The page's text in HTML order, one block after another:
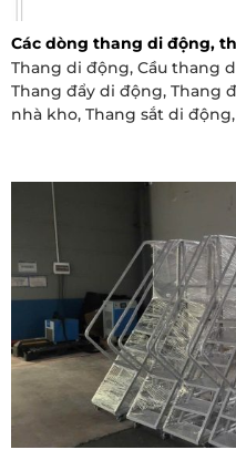
Các dòng thang di động,
Thang di động, Cầu thang
Thang đẩy di động, Thang
nhà kho, Thang sắt di